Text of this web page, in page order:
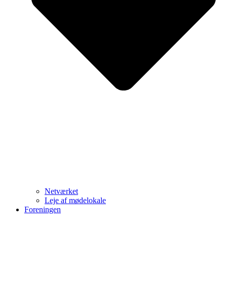
Netværket
Leje af mødelokale
Foreningen